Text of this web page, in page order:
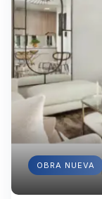
OBRA NUEVA